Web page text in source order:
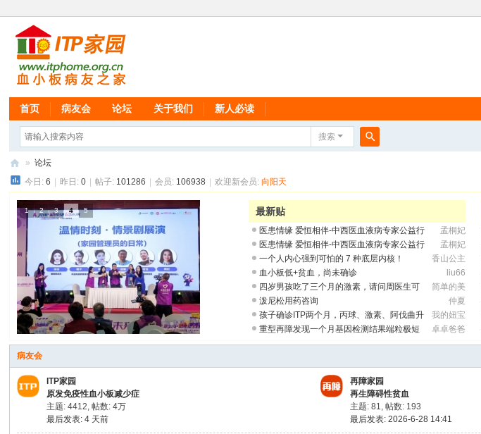
首页 病友会 论坛 关于我们 新人必读
搜索
IT
P
家
小
板
病
友
之
家
» 论坛
今日:6 昨日:0 帖子: 101286 会员: 106938 欢迎新会员:向阳天
1 2 3 4 5 最新贴
孟桐妃
医患情缘 爱恒相伴-中西医血液病专家公益行
孟桐妃
医患情缘 爱恒相伴-中西医血液病专家公益行
香山公主
一个人内心强到可怕的 7 种底层内核！
liu66
血小板低+贫血，尚未确诊
简单的美
四岁男孩吃了三个月的激素，请问周医生可
以
仲夏
泼尼松用药咨询
我的妞宝
孩子确诊ITP两个月，丙球、激素、阿伐曲升
卓卓爸爸
重型再障发现一个月基因检测结果端粒极短
的
病友会
ITP家园
原发免疫性血小板减少症
主题: 4412,帖数:4万
最后发表:4 天前
再障家园
再生障碍性贫血
主题: 81,帖数: 193
最后发表: 2026-6-28 14:41